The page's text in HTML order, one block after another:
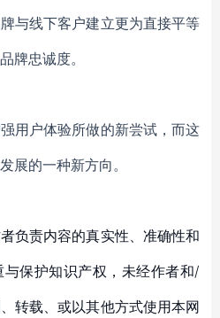
与线下客户建立更为直接平等
牌忠诚度。
用户体验所做的新尝试，而这
展的一种新方向。
负责内容的真实性、准确性和
保护知识产权，未经作者和/
转载、或以其他方式使用本网